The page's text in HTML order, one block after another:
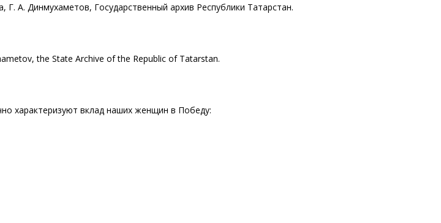
А. Динмухаметов, Государственный архив Республики Татарстан.
the State Archive of the Republic of Tatarstan.
характеризуют вклад наших женщин в Победу: